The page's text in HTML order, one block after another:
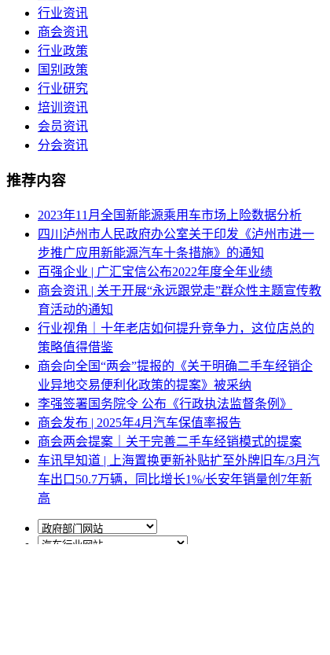
行业资讯
商会资讯
行业政策
国别政策
行业研究
培训资讯
会员资讯
分会资讯
推荐内容
2023年11月全国新能源乘用车市场上险数据分析
四川泸州市人民政府办公室关于印发《泸州市进一
步推广应用新能源汽车十条措施》的通知
百强企业 | 广汇宝信公布2022年度全年业绩
商会资讯 | 关于开展“永远跟党走”群众性主题宣传教
育活动的通知
行业视角｜十年老店如何提升竞争力，这位店总的
策略值得借鉴
商会向全国“两会”提报的《关于明确二手车经销企
业异地交易便利化政策的提案》被采纳
李强签署国务院令 公布《行政执法监督条例》
商会发布 | 2025年4月汽车保值率报告
商会两会提案｜关于完善二手车经销模式的提案
车讯早知道 | 上海置换更新补贴扩至外牌旧车/3月汽
车出口50.7万辆，同比增长1%/长安年销量创7年新
高